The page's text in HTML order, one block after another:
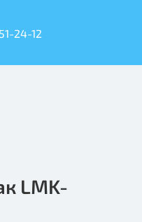
24-12
LMK-